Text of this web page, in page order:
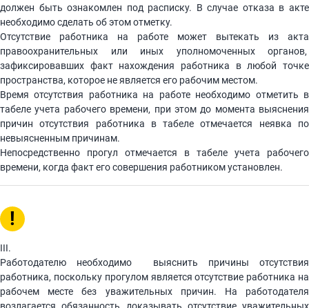
должен быть ознакомлен под расписку. В случае отказа в акте
необходимо сделать об этом отметку.
Отсутствие работника на работе может вытекать из акта
правоохранительных или иных уполномоченных органов,
зафиксировавших факт нахождения работника в любой точке
пространства, которое не является его рабочим местом.
Время отсутствия работника на работе необходимо отметить в
табеле учета рабочего времени, при этом до момента выяснения
причин отсутствия работника в табеле отмечается неявка по
невыясненным причинам.
Непосредственно прогул отмечается в табеле учета рабочего
времени, когда факт его совершения работником установлен.
!
III.
Работодателю необходимо выяснить причины отсутствия
работника, поскольку прогулом является отсутствие работника на
рабочем месте без уважительных причин. На работодателя